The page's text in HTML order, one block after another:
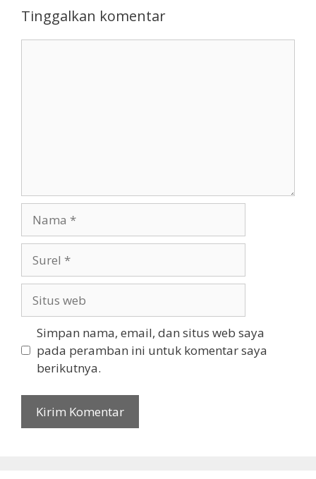
Tinggalkan komentar
web
Simpan nama, email, dan situs web saya
pada peramban ini untuk komentar saya
berikutnya.